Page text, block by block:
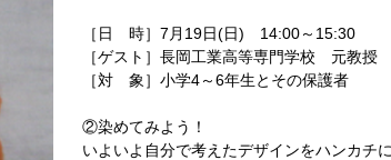
［日 時］7月19日(日) 14:00～15:30
［ゲスト］長岡工業高等専門学校 元教授
［対 象］小学4～6年生とその保護者
②染めてみよう！
いよいよ自分で考えたデザインをハンカチ